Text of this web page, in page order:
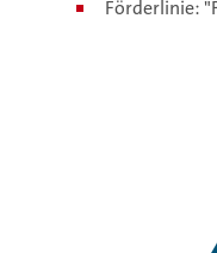
Förderlinie: